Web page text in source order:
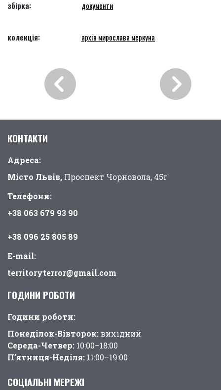
збірка: документи
колекція: архів мирослава меркуна
КОНТАКТИ
Адреса:
Місто Львів, Проспект Чорновола, 45г
Телефони:
+38 063 679 93 90
+38 096 25 805 89
E-mail:
territoryterror@gmail.com
ГОДИНИ РОБОТИ
Години pоботи:
Понеділок-Вівторок:вихідний
Середа-Четвер: 10:00–18:00
П’ятниця-Неділя: 11:00–19:00
СОЦІАЛЬНІ МЕРЕЖІ